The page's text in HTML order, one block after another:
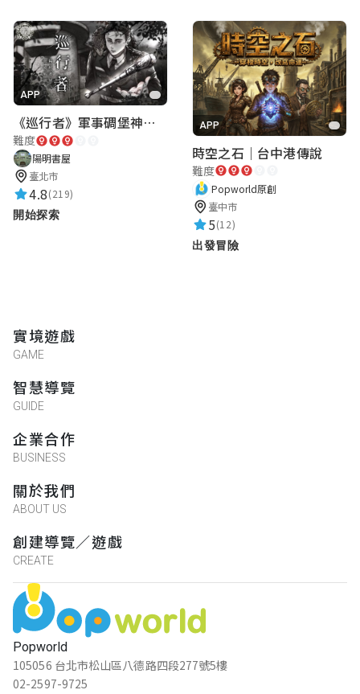
好玩
雅🐽
國家特級秘術師
2023-10-04 09:24:43
★★★★★
超級燒腦！謎題多解法新穎，很有趣欸，跟
隊友合力找到答案很有成就感
2023-09-28 09:56:27
讓人驚艷，這次的難度提升不少，喜歡挑戰
2023-09-24 22:34:00
薯條我本命
2023-09-23 23:57:10 ★★★★★
還以為送錯了XD
APP
《巡行者》軍事碉堡神秘探索｜陽明書屋實境遊戲
難度
陽明書屋
臺北市
4.8(219)
開始探索
APP
時空之石｜台中港傳說
難度
Popworld原創
臺中市
5(12)
出發冒險
Popworld
105056 台北市松山區八德路四段277號5樓
02-2597-9725
實境遊戲
GAME
智慧導覽
GUIDE
企業合作
BUSINESS
關於我們
ABOUT US
創建導覽／遊戲
CREATE